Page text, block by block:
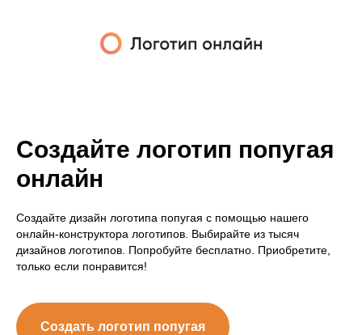
Создайте логотип попугая
онлайн
Создайте дизайн логотипа попугая с помощью нашего
онлайн-конструктора логотипов. Выбирайте из тысяч
дизайнов логотипов. Попробуйте бесплатно. Приобретите,
только если понравится!
Создать логотип попугая